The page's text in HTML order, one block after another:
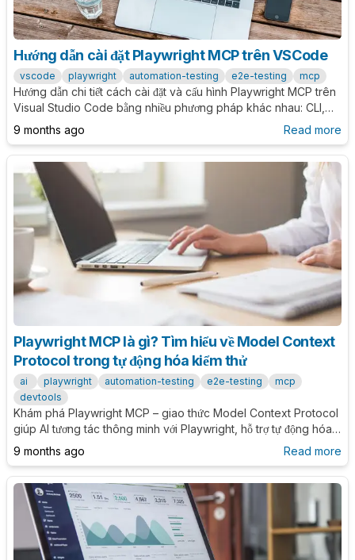
Hướng dẫn cài đặt Playwright MCP trên VSCode
vscode playwright automation-testing e2e-testing mcp
Hướng dẫn chi tiết cách cài đặt và cấu hình Playwright MCP trên
Visual Studio Code bằng nhiều phương pháp khác nhau: CLI,
cấu hình workspace, hoặc global settings.
9 months ago Read more
Playwright MCP là gì? Tìm hiểu về Model Context
Protocol trong tự động hóa kiểm thử
ai playwright automation-testing e2e-testing
mcp
devtools
Khám phá Playwright MCP – giao thức Model Context Protocol
giúp AI tương tác thông minh với Playwright, hỗ trợ tự động hóa
kiểm thử web một cách an toàn và hiệu quả.
9 months ago Read more